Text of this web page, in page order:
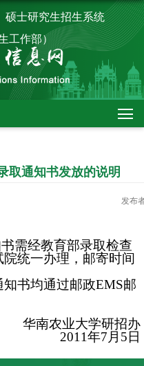
硕士研究生招生系统
工作部）
取通知书发放的说明
发布
需经教育部录取检查
统一办理，邮寄时间
书均通过邮政EMS邮
华南农业大学研招办
年7月 5 日